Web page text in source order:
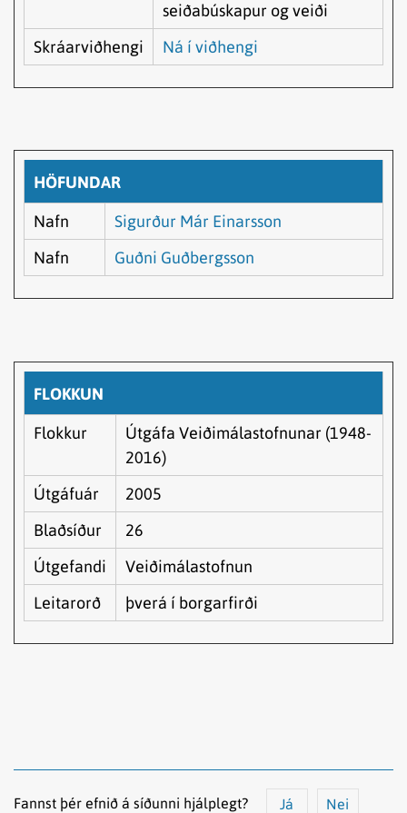
seiðabúskapur og veiði
Skráarviðhengi
Ná í viðhengi
HÖFUNDAR
Nafn
Sigurður Már Einarsson
Nafn
Guðni Guðbergsson
FLOKKUN
Flokkur
Útgáfa Veiðimálastofnunar (1948-
2016)
Útgáfuár
2005
Blaðsíður
26
Útgefandi
Veiðimálastofnun
Leitarorð
þverá í borgarfirði
Fannst þér efnið á síðunni hjálplegt? Já Nei